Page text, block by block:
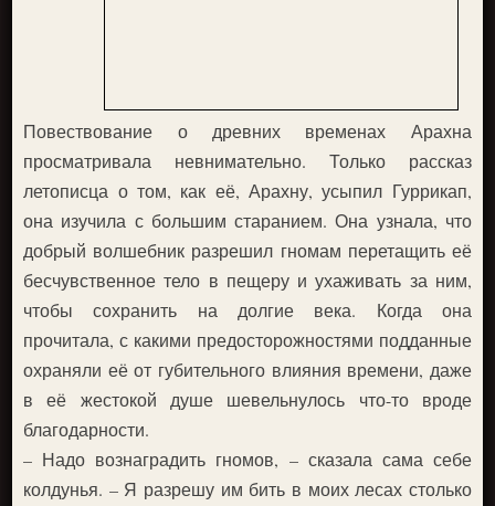
Повествование о древних временах Арахна
просматривала невнимательно. Только рассказ
летописца о том, как её, Арахну, усыпил Гуррикап,
она изучила с большим старанием. Она узнала, что
добрый волшебник разрешил гномам перетащить её
бесчувственное тело в пещеру и ухаживать за ним,
чтобы сохранить на долгие века. Когда она
прочитала, с какими предосторожностями подданные
охраняли её от губительного влияния времени, даже
в её жестокой душе шевельнулось что-то вроде
благодарности.
– Надо вознаградить гномов, – сказала сама себе
колдунья. – Я разрешу им бить в моих лесах столько